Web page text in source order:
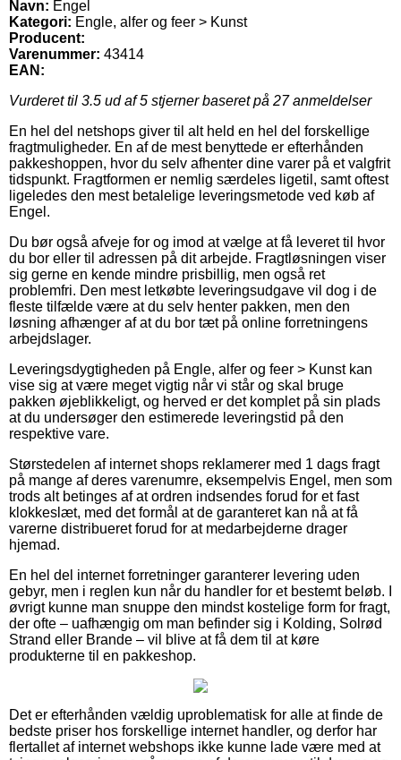
Navn: Engel
Kategori: Engle, alfer og feer > Kunst
Producent:
Varenummer: 43414
EAN:
Vurderet til 3.5 ud af 5 stjerner baseret på 27anmeldelser
En hel del netshops giver til alt held en hel del forskellige
fragtmuligheder. En af de mest benyttede er efterhånden
pakkeshoppen, hvor du selv afhenter dine varer på et valgfrit
tidspunkt. Fragtformen er nemlig særdeles ligetil, samt oftest
ligeledes den mest betalelige leveringsmetode ved køb af
Engel.
Du bør også afveje for og imod at vælge at få leveret til hvor
du bor eller til adressen på dit arbejde. Fragtløsningen viser
sig gerne en kende mindre prisbillig, men også ret
problemfri. Den mest letkøbte leveringsudgave vil dog i de
fleste tilfælde være at du selv henter pakken, men den
løsning afhænger af at du bor tæt på online forretningens
arbejdslager.
Leveringsdygtigheden på Engle, alfer og feer > Kunst kan
vise sig at være meget vigtig når vi står og skal bruge
pakken øjeblikkeligt, og herved er det komplet på sin plads
at du undersøger den estimerede leveringstid på den
respektive vare.
Størstedelen af internet shops reklamerer med 1 dags fragt
på mange af deres varenumre, eksempelvis Engel, men som
trods alt betinges af at ordren indsendes forud for et fast
klokkeslæt, med det formål at de garanteret kan nå at få
varerne distribueret forud for at medarbejderne drager
hjemad.
En hel del internet forretninger garanterer levering uden
gebyr, men i reglen kun når du handler for et bestemt beløb. I
øvrigt kunne man snuppe den mindst kostelige form for fragt,
der ofte – uafhængig om man befinder sig i Kolding, Solrød
Strand eller Brande – vil blive at få dem til at køre
produkterne til en pakkeshop.
Det er efterhånden vældig uproblematisk for alle at finde de
bedste priser hos forskellige internet handler, og derfor har
flertallet af internet webshops ikke kunne lade være med at